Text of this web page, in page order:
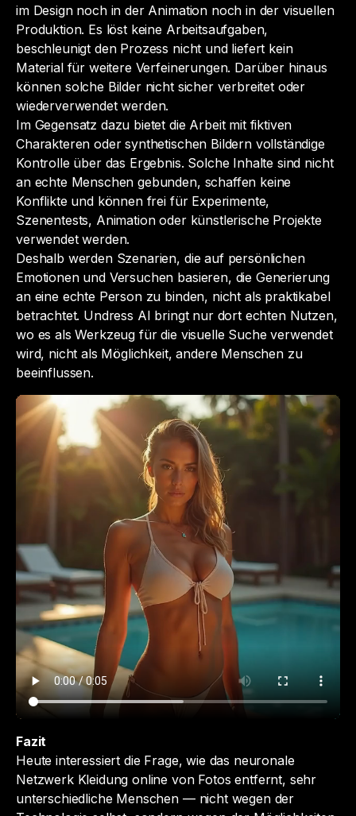
im Design noch in der Animation noch in der visuellen
Produktion. Es löst keine Arbeitsaufgaben,
beschleunigt den Prozess nicht und liefert kein
Material für weitere Verfeinerungen. Darüber hinaus
können solche Bilder nicht sicher verbreitet oder
wiederverwendet werden.
Im Gegensatz dazu bietet die Arbeit mit fiktiven
Charakteren oder synthetischen Bildern vollständige
Kontrolle über das Ergebnis. Solche Inhalte sind nicht
an echte Menschen gebunden, schaffen keine
Konflikte und können frei für Experimente,
Szenentests, Animation oder künstlerische Projekte
verwendet werden.
Deshalb werden Szenarien, die auf persönlichen
Emotionen und Versuchen basieren, die Generierung
an eine echte Person zu binden, nicht als praktikabel
betrachtet. Undress AI bringt nur dort echten Nutzen,
wo es als Werkzeug für die visuelle Suche verwendet
wird, nicht als Möglichkeit, andere Menschen zu
beeinflussen.
Fazit
Heute interessiert die Frage,wie das neuronale
Netzwerk Kleidung online von Fotos entfernt, sehr
unterschiedliche Menschen — nicht wegen der